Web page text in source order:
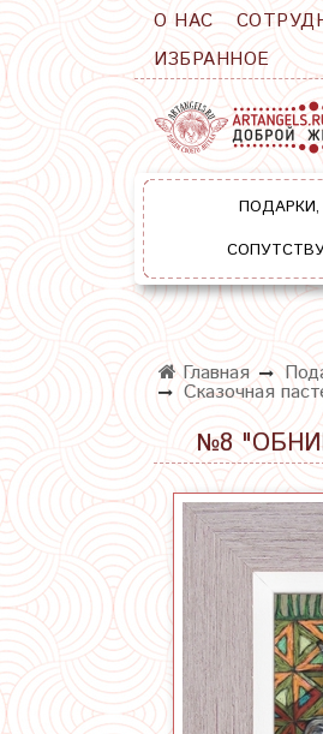
О НАС
ИЗБРАННОЕ
Главная
Сказочная
№8